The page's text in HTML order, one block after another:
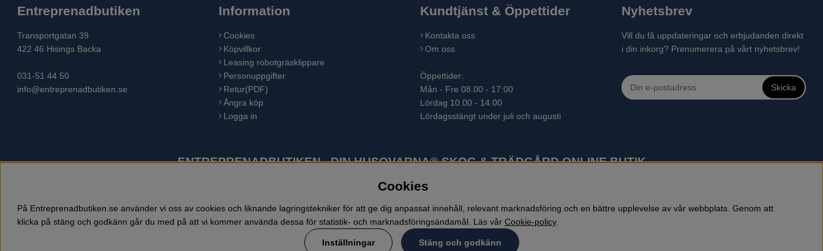
Entreprenadbutiken
Transportgatan 39
422 46 Hisings Backa
031-51 44 50
info@entreprenadbutiken.se
Information
Cookies
Köpvillkor
Leasing robotgräsklippare
Personuppgifter
Retur(PDF)
Ångra köp
Logga in
Kundtjänst & Öppettider
Kontakta oss
Om oss
Öppettider:
Mån - Fre 08.00 - 17:00
Lördag 10.00 - 14.00
Lördagsstängt under juli och augusti
Nyhetsbrev
Vill du få uppdateringar och erbjudanden direkt
i din inkorg? Prenumerera på vårt nyhetsbrev!
Skicka
ENTREPRENADBUTIKEN - DIN HUSQVARNA® SKOG & TRÄDGÅRD ONLINE BUTIK
Husqvarna är världens största tillverkare av utomhusprodukter som skogsmaskiner och trädgårdsmaskiner. I sortimentet finns bl.a. robotgräsklippare, motorsågar, röjsågar, trimmers, riders,
Cookies
På Entreprenadbutiken.se använder vi oss av cookies och liknande lagringstekniker för att ge dig anpassat innehåll, relevant marknadsföring och en bättre upplevelse av vår webbplats. Genom att
klicka på stäng och godkänn går du med på att vi kommer använda dessa för statistik- och marknadsföringsändamål. Läs vår Cookie-policy.
Inställningar Stäng och godkänn